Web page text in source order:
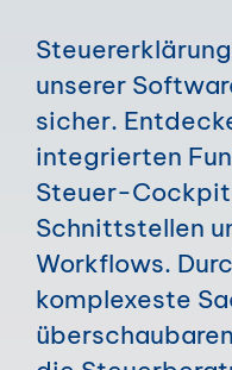
unserer
sicher.
integrierten
Steuer-
Schnittstellen
Workflows.
komplexeste